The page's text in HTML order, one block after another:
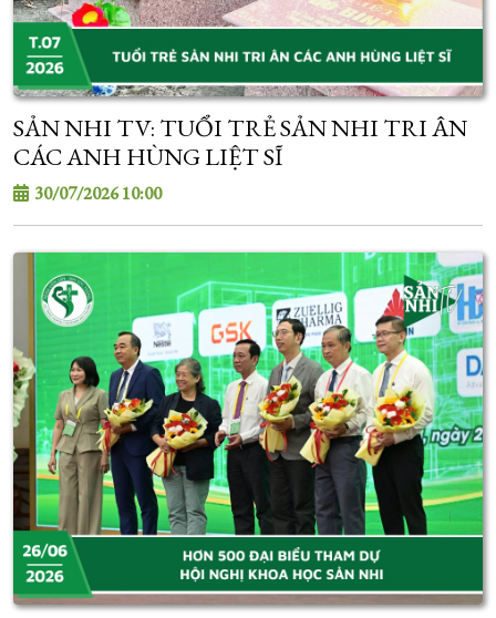
SẢN NHI TV: TUỔI TRẺ SẢN NHI TRI ÂN
CÁC ANH HÙNG LIỆT SĨ
30/07/2026 10:00